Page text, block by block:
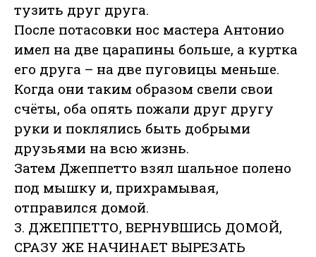
тузить друг друга.
После потасовки нос мастера Антонио
имел на две царапины больше, а куртка
его друга – на две пуговицы меньше.
Когда они таким образом свели свои
счёты, оба опять пожали друг другу
руки и поклялись быть добрыми
друзьями на всю жизнь.
Затем Джеппетто взял шальное полено
под мышку и, прихрамывая,
отправился домой.
3. ДЖЕППЕТТО, ВЕРНУВШИСЬ ДОМОЙ,
СРАЗУ ЖЕ НАЧИНАЕТ ВЫРЕЗАТЬ